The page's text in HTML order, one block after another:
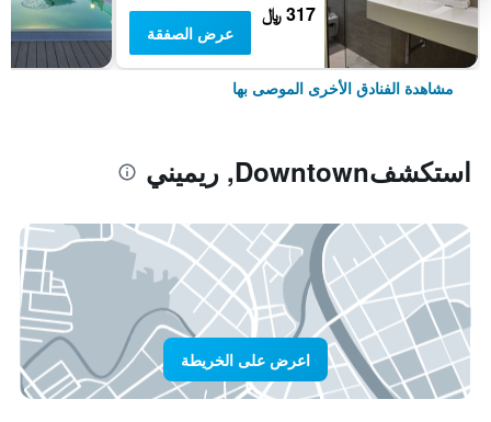
317 ﷼
عرض الصفقة
مشاهدة الفنادق الأخرى الموصى بها
استكشفDowntown, ريميني
اعرض على الخريطة